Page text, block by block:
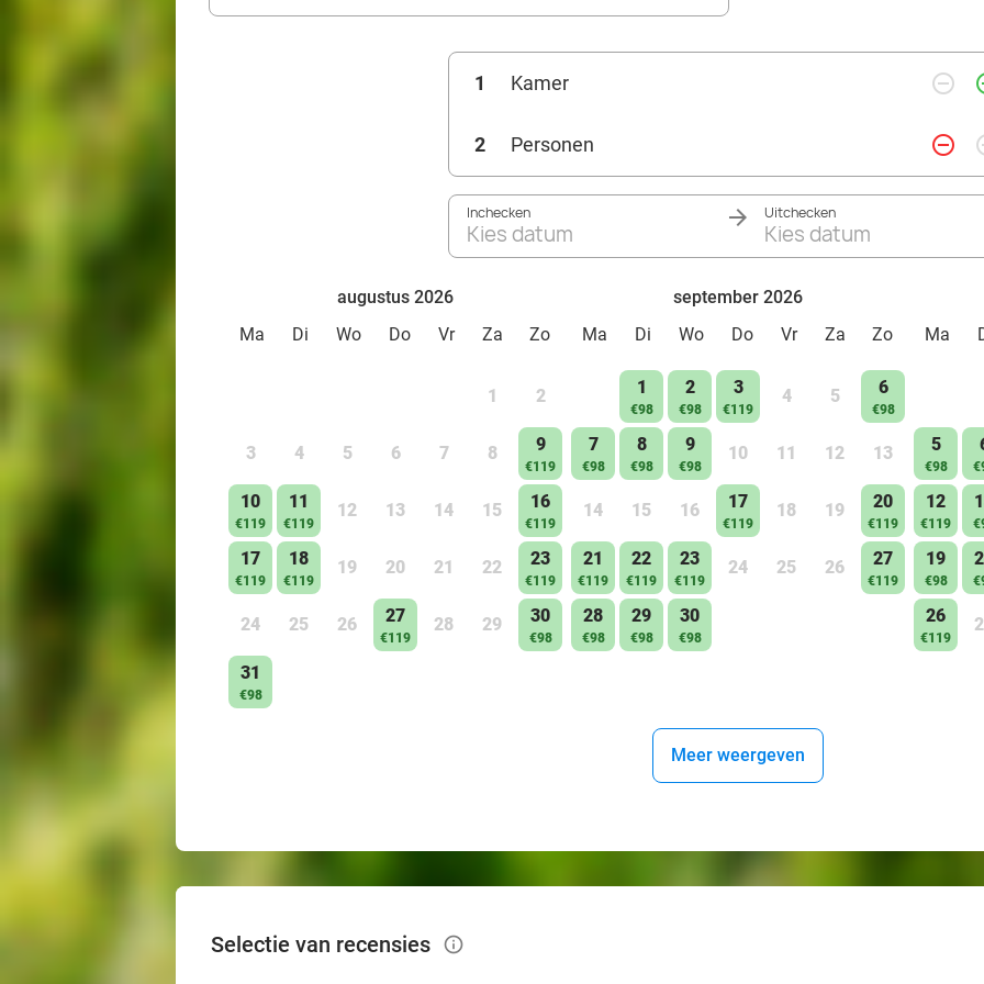
1 Kamer remove_circle_outline
2 Personen remove_circle_outline
Inchecken
Kies datum
Uitchecken
Kies datum
augustus 2026
Ma
Di Wo Do Vr Za Zo
1 2
3 4 5 6 7 8 9
€119
10
€119
11
€119
12 13 14 15 16
€119
17
€119
18
€119
19 20 21 22 23
€119
24 25 26 27
€119
28 29 30
€98
31
€98
september 2026
Ma
Di Wo Do Vr Za Zo
1
€98
2
€98
3
€119
4 5 6
€98
7
€98
8
€98
9
€98
10 11 12 13
14 15 16 17
€119
18 19 20
€119
21
€119
22
€119
23
€119
24 25 26 27
€119
28
€98
29
€98
30
€98
Ma
5
€98
12
€119
19
€98
26
€119
Meer weergeven
Selectie van recensies info_outlined